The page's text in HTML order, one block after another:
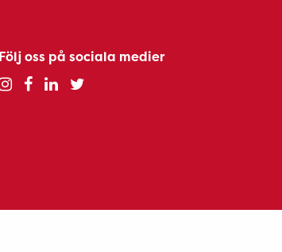
Följ oss på sociala medier